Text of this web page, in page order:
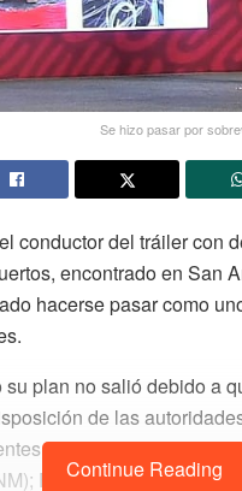
Se hizo pasar por
el conductor del tráiler con
encontrado en San
hacerse pasar como
su plan no salió debido a
de las
indicó el titular del
Francisco Garduño.
Continue Reading